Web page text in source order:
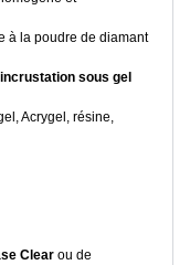
à la poudre de diamant
incrustation sous gel
Acrygel, résine,
Clear ou de